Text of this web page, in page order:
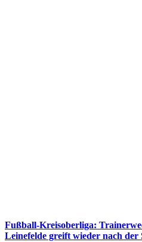
Fußball-Kreisoberliga:
Leinefelde greift wieder nach der